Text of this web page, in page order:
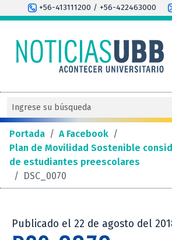
+56-413111200 / +56-422463000
Portada / A Facebook /
Plan de Movilidad Sostenible
de estudiantes preescolares
/ DSC_0070
Publicado el 22 de agosto del